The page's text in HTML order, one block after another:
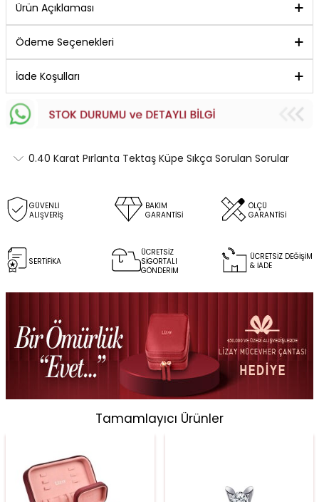
Ürün Açıklaması
Ödeme Seçenekleri
İade Koşulları
0.40 Karat Pırlanta Tektaş Küpe Sıkça Sorulan Sorular
GÜVENLİ
ALIŞVERİŞ
BAKIM
GARANTİSİ
ÖLÇÜ
GARANTİSİ
SERTİFİKA
ÜCRETSİZ
SİGORTALI
GÖNDERİM
ÜCRETSİZ DEĞİŞİM
& İADE
Tamamlayıcı Ürünler